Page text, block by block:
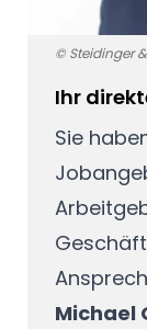
Ihr
Sie
Michael
© Steidinger